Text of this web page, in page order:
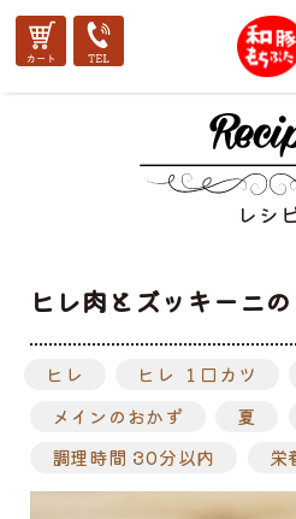
レシ
ヒレ肉とズッキーニ
ヒレ ヒレ １口カツ
メインのおかず
夏
調理時間 30分以内
栄